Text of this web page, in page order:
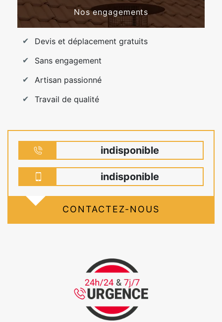
Nos engagements
Devis et déplacement gratuits
Sans engagement
Artisan passionné
Travail de qualité
indisponible
indisponible
CONTACTEZ-NOUS